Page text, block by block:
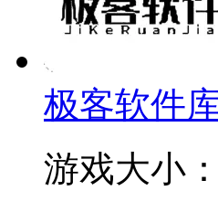
极客软件
游戏大小